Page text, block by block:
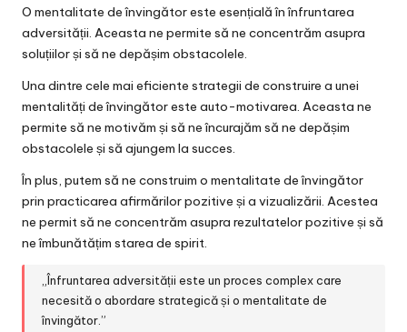
O mentalitate de învingător este esențială în înfruntarea
adversității. Aceasta ne permite să ne concentrăm asupra
soluțiilor și să ne depășim obstacolele.
Una dintre cele mai eficiente strategii de construire a unei
mentalități de învingător este auto-motivarea. Aceasta ne
permite să ne motivăm și să ne încurajăm să ne depășim
obstacolele și să ajungem la succes.
În plus, putem să ne construim o mentalitate de învingător
prin practicarea afirmărilor pozitive și a vizualizării. Acestea
ne permit să ne concentrăm asupra rezultatelor pozitive și să
ne îmbunătățim starea de spirit.
„Înfruntarea adversității este un proces complex care
necesită o abordare strategică și o mentalitate de
învingător.”